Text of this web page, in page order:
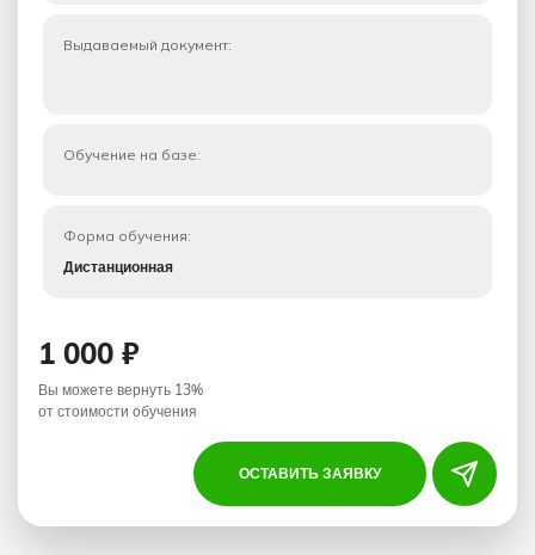
Выдаваемый документ:
Обучение на базе:
Форма обучения:
Дистанционная
1 000 ₽
Вы можете вернуть 13%
от стоимости обучения
ОСТАВИТЬ ЗАЯВКУ